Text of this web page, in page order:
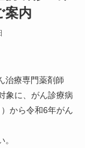
案内
治療専門薬剤師
象に、がん診療病
から令和6年がん